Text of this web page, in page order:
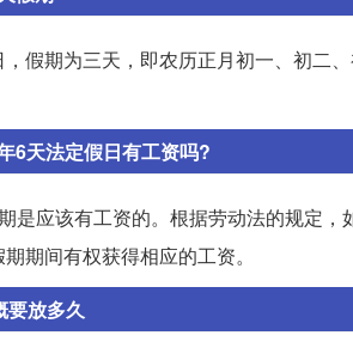
假期为三天，即农历正月初一、初二
6天法定假日有工资吗?
是应该有工资的。根据劳动法的规定
期间有权获得相应的工资。
要放多久